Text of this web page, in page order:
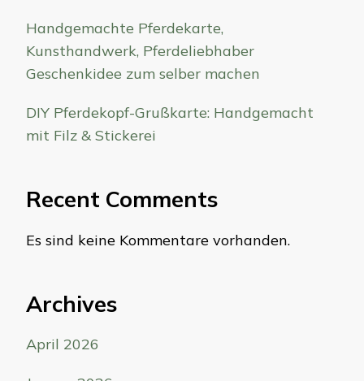
Handgemachte Pferdekarte,
Kunsthandwerk, Pferdeliebhaber
Geschenkidee zum selber machen
DIY Pferdekopf-Grußkarte: Handgemacht
mit Filz & Stickerei
Recent Comments
Es sind keine Kommentare vorhanden.
Archives
April 2026